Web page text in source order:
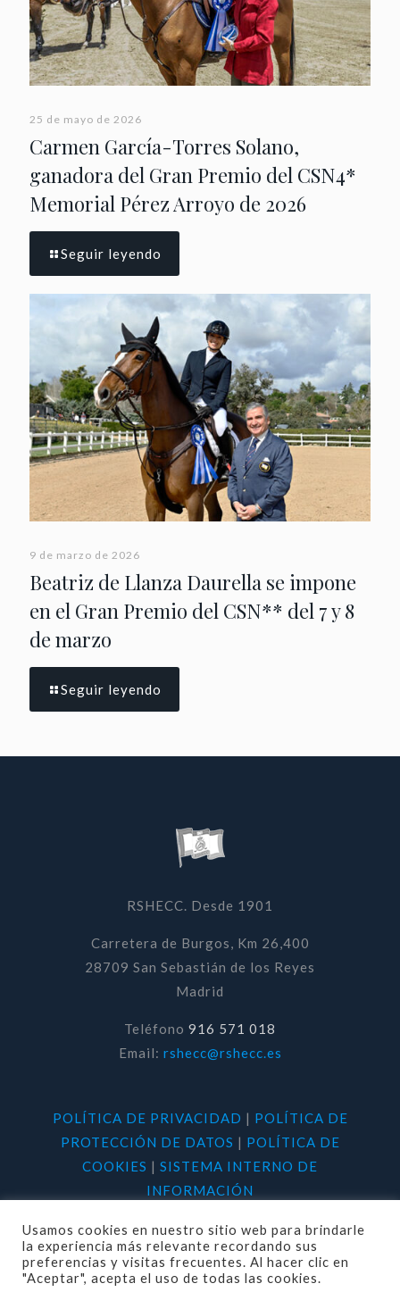
25 de mayo de 2026
Carmen García-Torres Solano,
ganadora del Gran Premio del CSN4*
Memorial Pérez Arroyo de 2026
Seguir leyendo
9 de marzo de 2026
Beatriz de Llanza Daurella se impone
en el Gran Premio del CSN** del 7 y 8
de marzo
Seguir leyendo
RSHECC. Desde 1901
Carretera de Burgos, Km 26,400
28709 San Sebastián de los Reyes
Madrid
Teléfono 916 571 018
Email: rshecc@rshecc.es
POLÍTICA DE PRIVACIDAD | POLÍTICA DE
PROTECCIÓN DE DATOS | POLÍTICA DE
COOKIES | SISTEMA INTERNO DE
INFORMACIÓN
Usamos cookies en nuestro sitio web para brindarle
la experiencia más relevante recordando sus
preferencias y visitas frecuentes. Al hacer clic en
"Aceptar", acepta el uso de todas las cookies.